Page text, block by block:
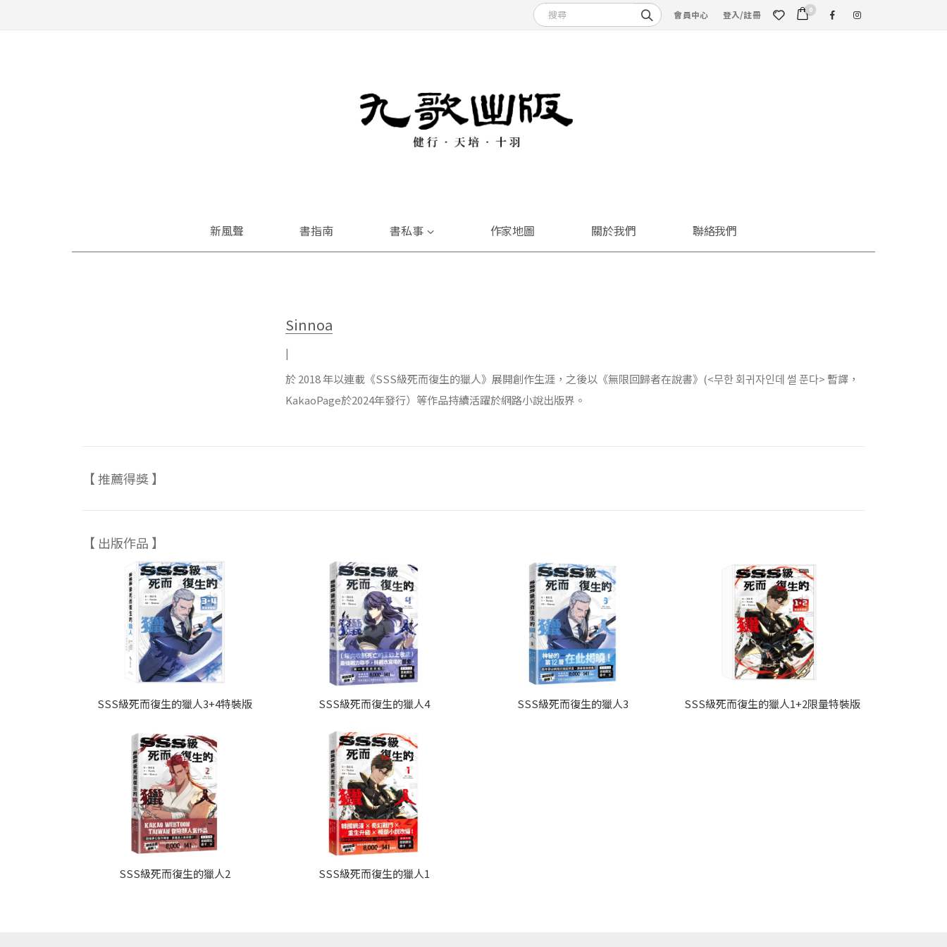
會員中心 登入/註冊 0
新風聲 書指南 書私事 作家地圖 關於我們 聯絡我們
Sinnoa
|
於 2018 年以連載《SSS級死而復生的獵人》展開創作生涯，之後以《無限回歸者在說書》(<무한 회귀자인데 썰 푼다> 暫譯，
KakaoPage於2024年發行）等作品持續活躍於網路小說出版界。
【 推薦得獎 】
【 出版作品 】
SSS級死而復生的獵人3+4特裝版 SSS級死而復生的獵人4 SSS級死而復生的獵人3 SSS級死而復生的獵人1+2限量特裝版
SSS級死而復生的獵人2 SSS級死而復生的獵人1